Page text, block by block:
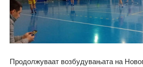
Продолжуваат возбудувањата на